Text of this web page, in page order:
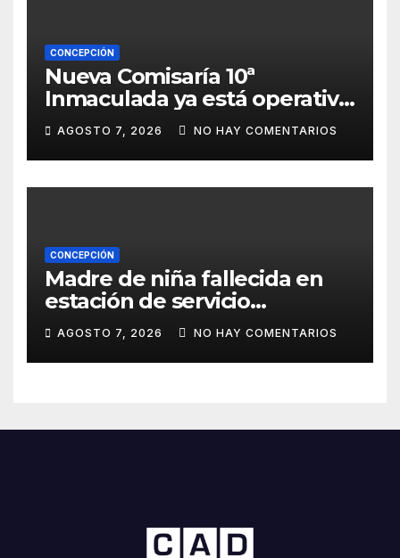
CONCEPCIÓN
Nueva Comisaría 10ª
Inmaculada ya está operativa
tras mudanza de agentes
policiales
AGOSTO 7, 2026 NO HAY COMENTARIOS
CONCEPCIÓN
Madre de niña fallecida en
estación de servicio
cuestiona avances de la
investigación
AGOSTO 7, 2026 NO HAY COMENTARIOS